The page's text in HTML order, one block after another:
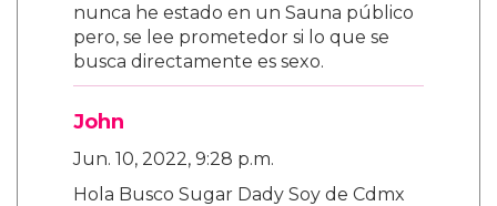
nunca he estado en un Sauna público
pero, se lee prometedor si lo que se
busca directamente es sexo.
John
Jun. 10, 2022, 9:28 p.m.
Hola Busco Sugar Dady Soy de Cdmx